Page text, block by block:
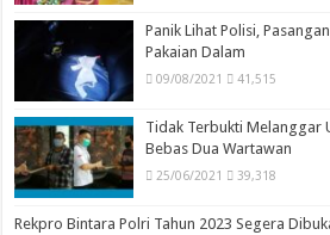
Panik Lihat Polisi,
Pakaian Dalam
09/08/2021 41,515
Tidak Terbukti Melanggar
Bebas Dua Wartawan
25/06/2021 39,318
Rekpro Bintara Polri Tahun 2023 Segera